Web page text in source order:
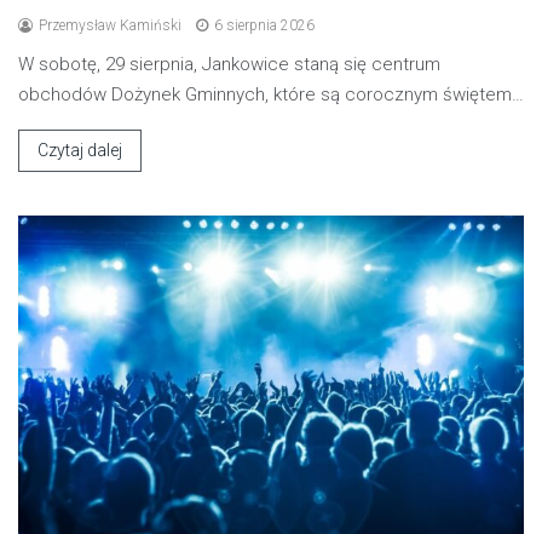
Przemysław Kamiński 6 sierpnia 2026
W sobotę, 29 sierpnia, Jankowice staną się centrum
obchodów Dożynek Gminnych, które są corocznym świętem…
Czytaj dalej